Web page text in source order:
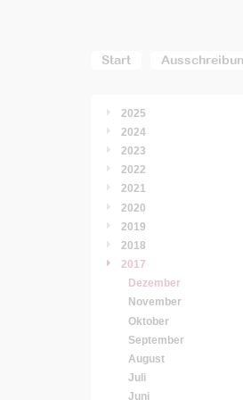
Start
2025
2024
2023
2022
2021
2020
2019
2018
2017
Dezember
November
Oktober
September
August
Juli
Juni